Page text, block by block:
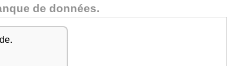
de données.